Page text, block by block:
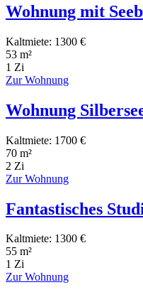
Wohnung mit
Kaltmiete: 1300 €
53 m²
1 Zi
Zur Wohnung
Wohnung
Kaltmiete: 1700 €
70 m²
2 Zi
Zur Wohnung
Fantastisches
Kaltmiete: 1300 €
55 m²
1 Zi
Zur Wohnung